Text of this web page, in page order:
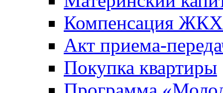
Компенсация ЖКХ
Акт приема-
Покупка квартиры